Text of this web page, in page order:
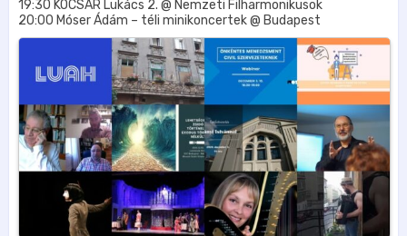
19:30 KOCSÁR Lukács 2. @ Nemzeti Filharmonikusok
20:00 Móser Ádám – téli minikoncertek @ Budapest